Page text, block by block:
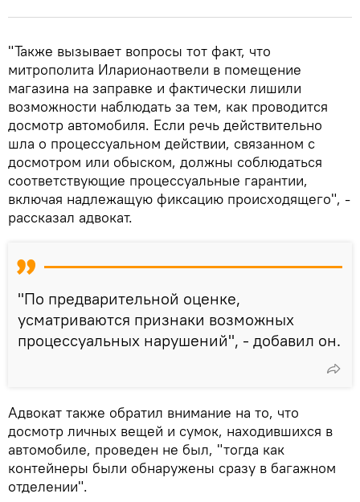
"Также вызывает вопросы тот факт, что
митрополита Иларионаотвели в помещение
магазина на заправке и фактически лишили
возможности наблюдать за тем, как проводится
досмотр автомобиля. Если речь действительно
шла о процессуальном действии, связанном с
досмотром или обыском, должны соблюдаться
соответствующие процессуальные гарантии,
включая надлежащую фиксацию происходящего", -
рассказал адвокат.
"По предварительной оценке,
усматриваются признаки возможных
процессуальных нарушений", - добавил он.
Адвокат также обратил внимание на то, что
досмотр личных вещей и сумок, находившихся в
автомобиле, проведен не был, "тогда как
контейнеры были обнаружены сразу в багажном
отделении".